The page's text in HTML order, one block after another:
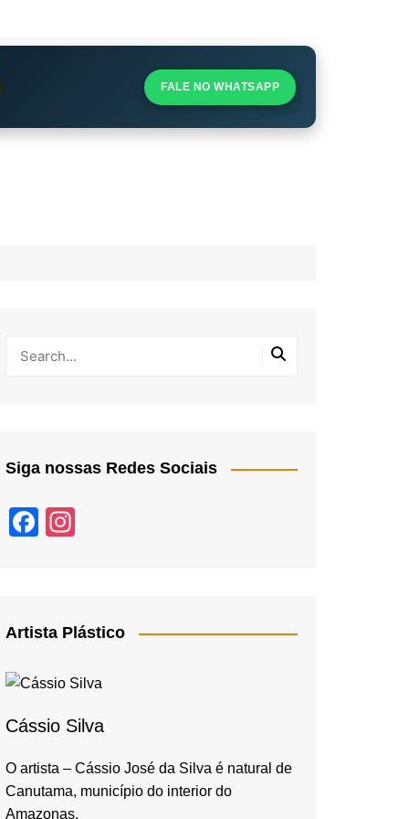
FALE NO WHATSAPP
Siga nossas Redes Sociais
F
b
o
k
a
Artista Plástico
Cássio Silva
O artista – Cássio José da Silva é natural de
Canutama, município do interior do
Amazonas,